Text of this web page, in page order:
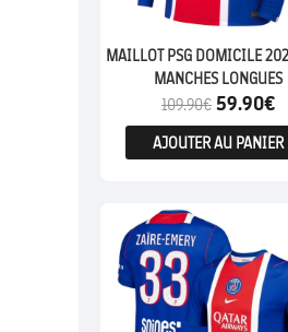
MAILLOT PSG DOMICILE
MANCHES LONGUES
109.90€ 59.90€
AJOUTER AU PANIER